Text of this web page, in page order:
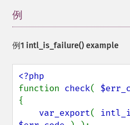
例
例1 intl_is_failure() example
function check(
{
var_export(